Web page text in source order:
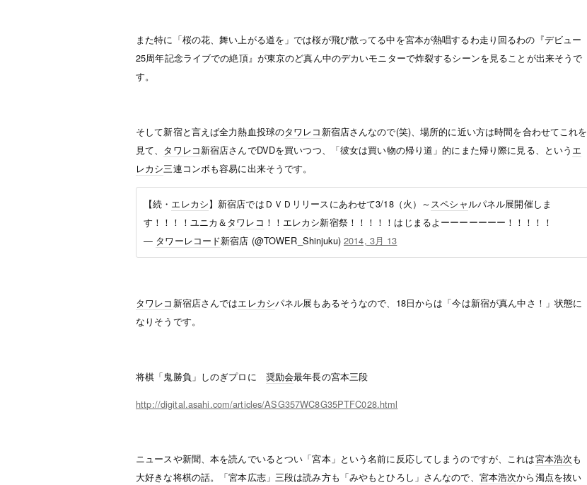
また特に「桜の花、舞い上がる道を」では桜が飛び散ってる中を宮本が熱唱するわ走り回るわの『デビュー
25周年記念ライブでの絶頂』が東京のど真ん中のデカいモニターで炸裂するシーンを見ることが出来そうで
す。
そして新宿と言えば全力熱血投球のタワレコ 新宿店さんなので(笑)、場所的に近い方は時間を合わせてこれを
見て、 タワレコ新宿店さんでDVDを買いつつ、「彼女は買い物の帰り道」的にまた帰り際に見る、という エ
レカシ三連コンボも容易に出来そうです。
【続・ エレカシ】新宿店ではＤＶＤリリースにあわせて3/18（火）～ スペシャ ルパネル展開催しま
す！！！！ユニカ＆タワレコ ！！ エレカシ新宿祭！！！！！はじまるよーーーーーーー！！！！！
— タワーレコード新宿店 (@TOWER_Shinjuku) 2014, 3月 13
タワレコ 新宿店さんではエレカシパネル展もあるそうなので、18日からは「今は新宿が真ん中さ！」状態に
なりそうです。
将棋「鬼勝負」しのぎプロに 奨励会最年長の宮本三段
http://digital.asahi.com/articles/ASG357WC8G35PTFC028.html
ニュースや新聞、本を読んでいるとつい「宮本」という名前に反応してしまうのですが、これは宮本浩次も
大好きな将棋の話。「宮本広志」三段は読み方も「みやもとひろし」さんなので、 宮本浩次から濁点を抜い